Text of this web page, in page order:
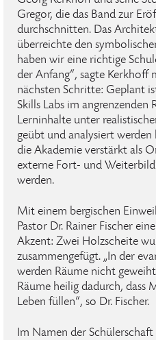
Gregor, die das Band zur
durchschnitten. Das
überreichte den
haben wir eine richtige
der Anfang“, sagte Kerkhoff
nächsten Schritte: Geplant
Skills Labs im angrenzenden
Lerninhalte unter
geübt und analysiert
die Akademie verstärkt als
externe Fort- und
werden.
Mit einem bergischen
Pastor Dr. Rainer Fischer
Akzent: Zwei Holzscheite
zusammengefügt. „In der
werden Räume nicht
Räume heilig dadurch, dass
Leben füllen“, so Dr. Fischer.
Im Namen der